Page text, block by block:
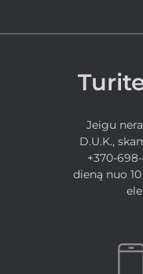
Jeigu
D.U.K.,
+370-
dieną nuo